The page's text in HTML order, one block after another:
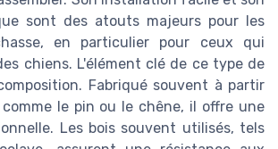
sont des atouts majeurs pour les
en particulier pour ceux qui
chiens. L'élément clé de ce type de
Fabriqué souvent à partir
le pin ou le chêne, il offre une
Les bois souvent utilisés, tels